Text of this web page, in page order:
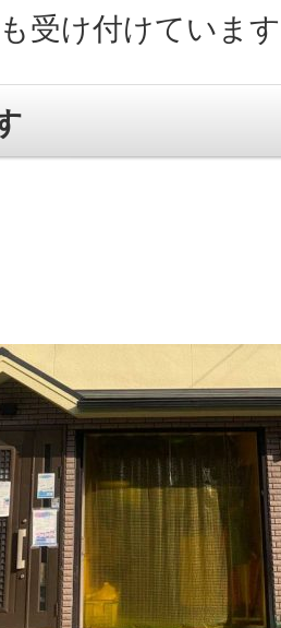
受け付けていま